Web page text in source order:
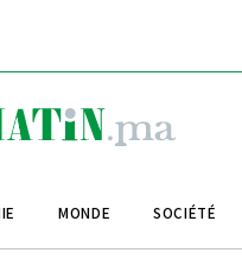
MONDE SOCIÉTÉ